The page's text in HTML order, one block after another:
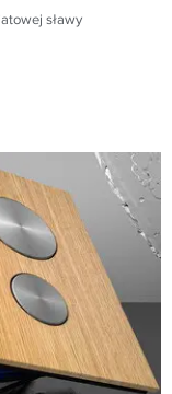
sławy